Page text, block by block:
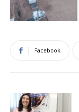
Facebook